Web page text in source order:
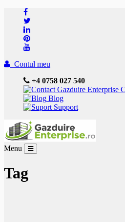
Contul meu
+4 0758 027 540
Blog
Support
Menu
Tag